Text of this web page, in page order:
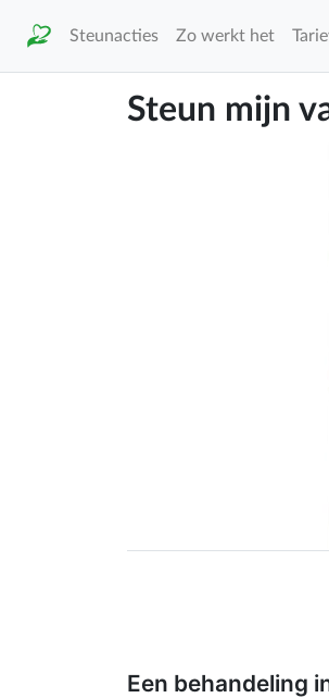
Steunacties Zo werkt het
Steun mijn
Een behandeling